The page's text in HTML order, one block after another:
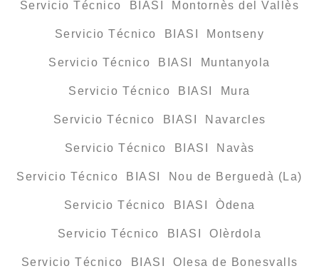
Servicio Técnico BIASI Montornès del Vallès
Servicio Técnico BIASI Montseny
Servicio Técnico BIASI Muntanyola
Servicio Técnico BIASI Mura
Servicio Técnico BIASI Navarcles
Servicio Técnico BIASI Navàs
Servicio Técnico BIASI Nou de Berguedà (La)
Servicio Técnico BIASI Òdena
Servicio Técnico BIASI Olèrdola
Servicio Técnico BIASI Olesa de Bonesvalls